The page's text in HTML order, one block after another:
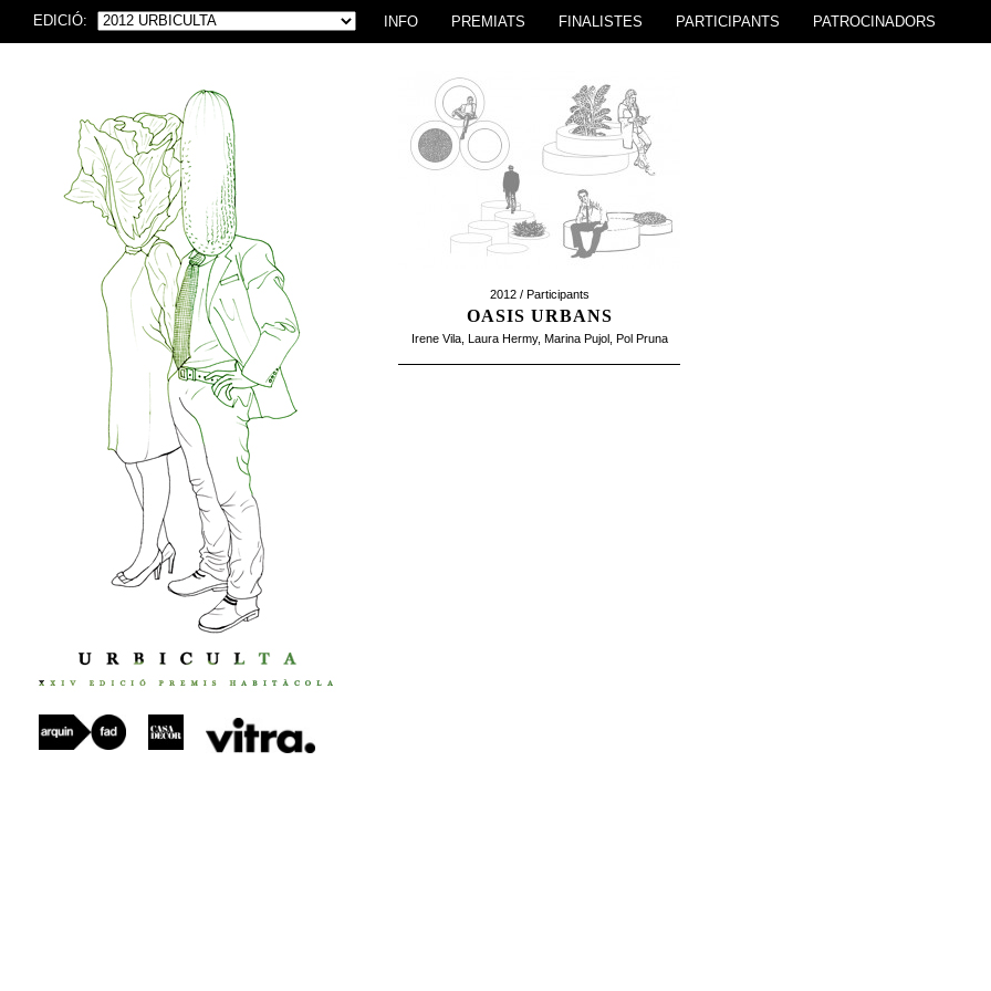
EDICIÓ: INFO PREMIATS FINALISTES PARTICIPANTS PATROCINADORS
2012 / Participants
OASIS URBANS
Irene Vila, Laura Hermy, Marina Pujol, Pol Pruna